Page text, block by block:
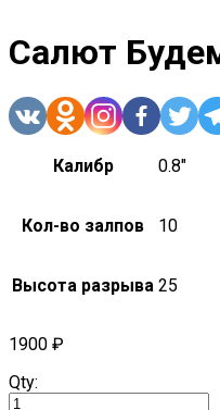
Салют
Калибр 0.8"
Кол-во залпов 10
Высота разрыва 25
1900 ₽
Qty: